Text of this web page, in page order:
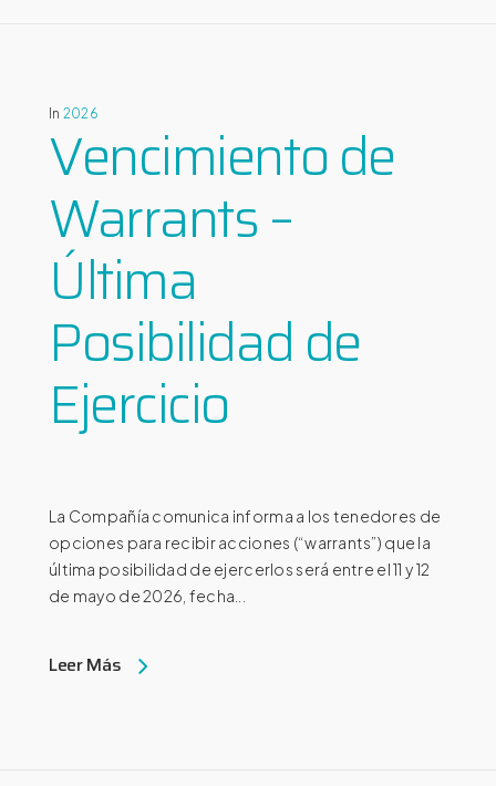
In 2026
Vencimiento de
Warrants –
Última
Posibilidad de
Ejercicio
La Compañía comunica informa a los tenedores de
opciones para recibir acciones (“warrants”) que la
última posibilidad de ejercerlos será entre el 11 y 12
de mayo de 2026, fecha...
Leer Más